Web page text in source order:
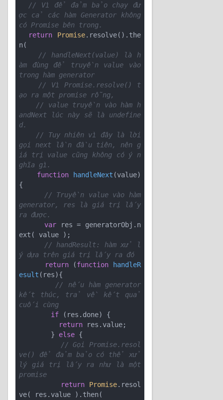
// Vì để đảm bảo chạy đư
ợc cả các hàm Generator không
có Promise bên trong.
return
Promise.resolve().the
n(
// handleNext(value) là h
àm đùng để truyền value vào
trong hàm generator
// Vì Promise.resolve() t
ạo ra một promise rỗng,
// value truyền vào hàm h
andNext lúc này sẽ là undefine
d.
// Tuy nhiên vì đây là lời
gọi next lần đầu tiên, nên g
iá trị value cũng không có ý n
ghĩa gì.
function
handleNext (value)
{
// Truyền value vào hàm
generator, res là giá trị lấy
ra được.
var res = generatorObj.n
ext( value );
// handResult: hàm xử l
ý dựa trên giá trị lấy ra đó
return (function
handleR
esult ( res){
// nếu hàm generator
kết thúc, trả về kết quả
cuối cùng
if (res.done) {
return res.value;
        }
else {
// Gọi Promise.resol
ve() để đảm bảo có thể xử
lý giá trị lấy ra như là một
promise
return
Promise.resol
ve( res.value ).then(